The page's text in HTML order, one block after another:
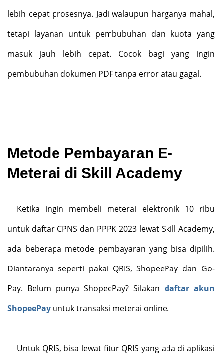
lebih cepat prosesnya. Jadi walaupun harganya mahal,
tetapi layanan untuk pembubuhan dan kuota yang
masuk jauh lebih cepat. Cocok bagi yang ingin
pembubuhan dokumen PDF tanpa error atau gagal.
Metode Pembayaran E-
Meterai di Skill Academy
Ketika ingin membeli meterai elektronik 10 ribu
untuk daftar CPNS dan PPPK 2023 lewat Skill Academy,
ada beberapa metode pembayaran yang bisa dipilih.
Diantaranya seperti pakai QRIS, ShopeePay dan Go-
Pay. Belum punya ShopeePay? Silakan daftar akun
ShopeePay untuk transaksi meterai online.
Untuk QRIS, bisa lewat fitur QRIS yang ada di aplikasi